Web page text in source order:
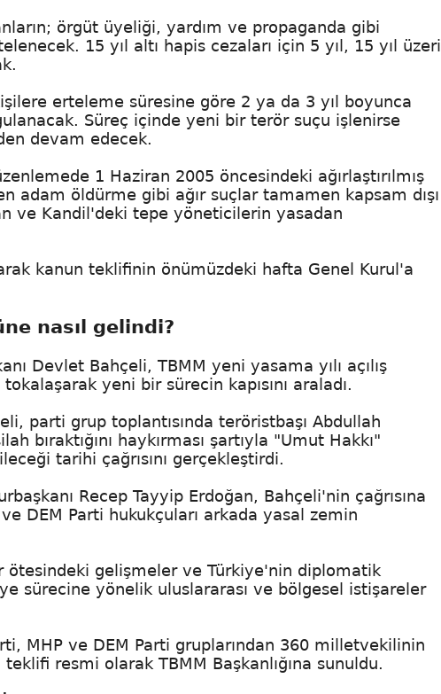
örgüt üyeliği, yardım ve propaganda gibi
15 yıl altı hapis cezaları için 5 yıl, 15 yıl üzeri
erteleme süresine göre 2 ya da 3 yıl boyunca
Süreç içinde yeni bir terör suçu işlenirse
devam edecek.
1 Haziran 2005 öncesindeki ağırlaştırılmış
adam öldürme gibi ağır suçlar tamamen kapsam dışı
ve Kandil'deki tepe yöneticilerin yasadan
kanun teklifinin önümüzdeki hafta Genel Kurul'a
nasıl gelindi?
Devlet Bahçeli, TBMM yeni yasama yılı açılış
yeni bir sürecin kapısını araladı.
parti grup toplantısında teröristbaşı Abdullah
haykırması şartıyla "Umut Hakkı"
tarihi çağrısını gerçekleştirdi.
Recep Tayyip Erdoğan, Bahçeli'nin çağrısına
DEM Parti hukukçuları arkada yasal zemin
ötesindeki gelişmeler ve Türkiye'nin diplomatik
sürecine yönelik uluslararası ve bölgesel istişareler
MHP ve DEM Parti gruplarından 360 milletvekilinin
resmi olarak TBMM Başkanlığına sunuldu.